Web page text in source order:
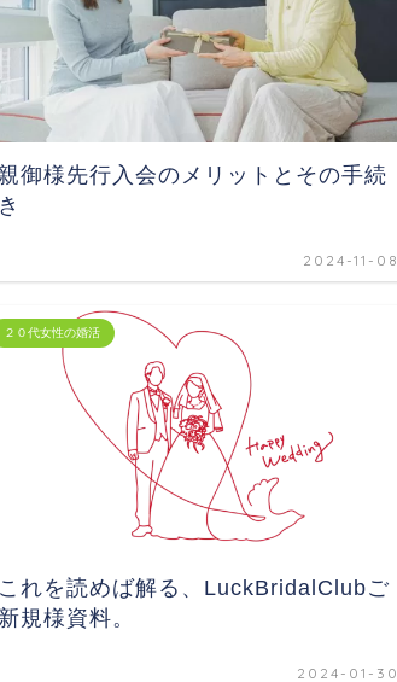
御様先行入会のメリットとその手続
き
2024-11-08
２０代女性の婚活
これを読めば解る、LuckBridalClubご
新規様資料。
2024-01-30